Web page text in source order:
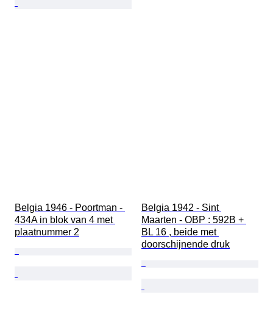
Belgia 1946 - Poortman -
434A in blok van 4 met
plaatnummer 2
Belgia 1942 - Sint
Maarten - OBP : 592B +
BL 16 , beide met
doorschijnende druk